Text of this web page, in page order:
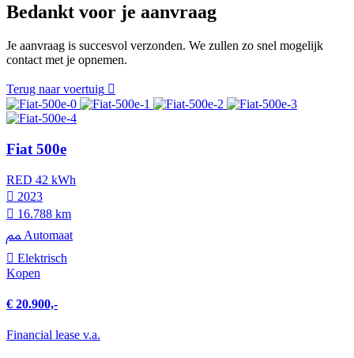
Bedankt voor je aanvraag
Je aanvraag is succesvol verzonden. We zullen zo snel mogelijk
contact met je opnemen.
Terug naar voertuig
Fiat 500e
RED 42 kWh
2023
16.788 km
Automaat
Elektrisch
Kopen
€ 20.900,-
Financial lease v.a.